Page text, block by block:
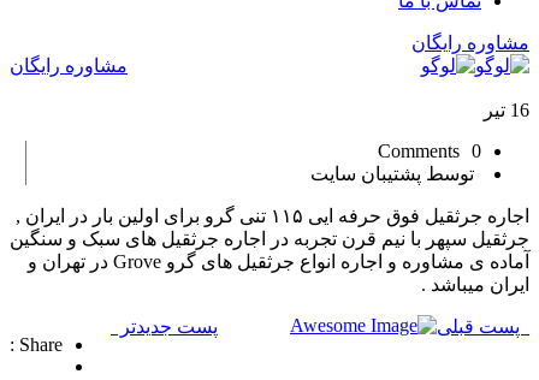
مشاوره رایگان
مشاوره رایگان
16 تیر
0 Comments
توسط پشتیبان سایت
اجاره جرثقیل فوق حرفه ایی ۱۱۵ تنی گرو برای اولین بار در ایران ,
جرثقیل سپهر با نیم قرن تجربه در اجاره جرثقیل های سبک و سنگین
آماده ی مشاوره و اجاره انواع جرثقیل های گرو Grove در تهران و
ایران میباشد .
Share :
پست قبلی
پست جدیدتر